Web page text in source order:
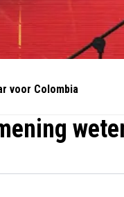
voor Colombia